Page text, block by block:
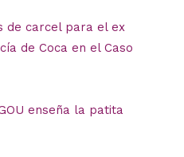
de carcel para el ex
de Coca en el Caso
enseña la patita